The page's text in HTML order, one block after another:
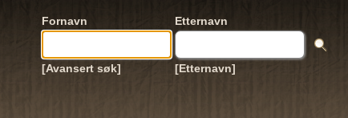
Fornavn Etternavn
[Avansert søk] [Etternavn]